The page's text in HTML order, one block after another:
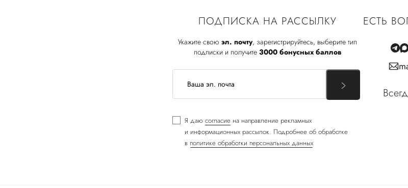
ПОДПИСКА НА РАССЫЛКУ
Укажите свою эл. почту, зарегистрируйтесь, выберите тип
подписки и получите 3000 бонусных баллов
Я даю согласие на направление рекламных
и информационных рассылок. Подробнее об обработке
в политике обработки персональных данных
ЕСТЬ